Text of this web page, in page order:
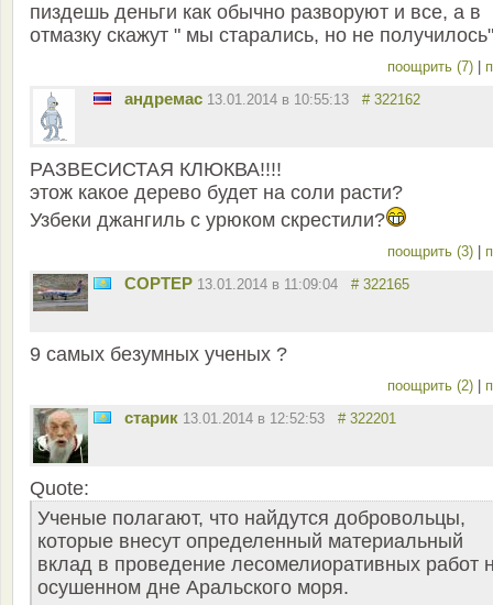
пиздешь деньги как обычно разворуют и все, а в
отмазку скажут " мы старались, но не получилось"
поощрить (7)
андремас 13.01.2014 в 10:55:13 # 322162
РАЗВЕСИСТАЯ КЛЮКВА!!!!
этож какое дерево будет на соли расти?
Узбеки джангиль с урюком скрестили?
поощрить (3)
COPTEP 13.01.2014 в 11:09:04 # 322165
9 самых безумных ученых ?
поощрить (2)
старик 13.01.2014 в 12:52:53 # 322201
Quote:
Ученые полагают, что найдутся добровольцы,
которые внесут определенный материальный
вклад в проведение лесомелиоративных работ
осушенном дне Аральского моря.